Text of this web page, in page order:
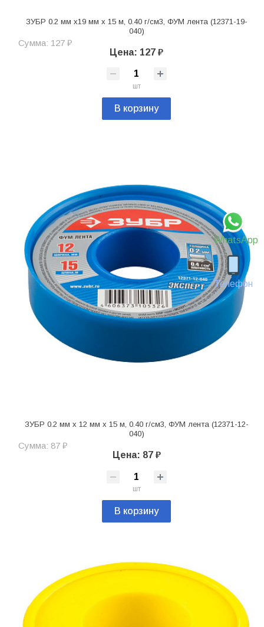
WhatsApp
Телефон
ЗУБР 0.2 мм х19 мм х 15 м, 0.40 г/см3, ФУМ лента (12371-19-
040)
Сумма: 127 ₽
Цена: 127 ₽
шт
В корзину
ЗУБР 0.2 мм х 12 мм х 15 м, 0.40 г/см3, ФУМ лента (12371-12-
040)
Сумма: 87 ₽
Цена: 87 ₽
шт
В корзину